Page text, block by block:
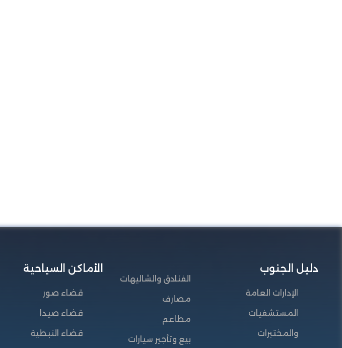
دليل الجنوب
الإدارات العامة
المستشفيات
والمختبرات
الفنادق والشاليهات
مصارف
مطاعم
بيع وتأجير سيارات
الأماكن السياحية
قضاء صور
قضاء صيدا
قضاء النبطية